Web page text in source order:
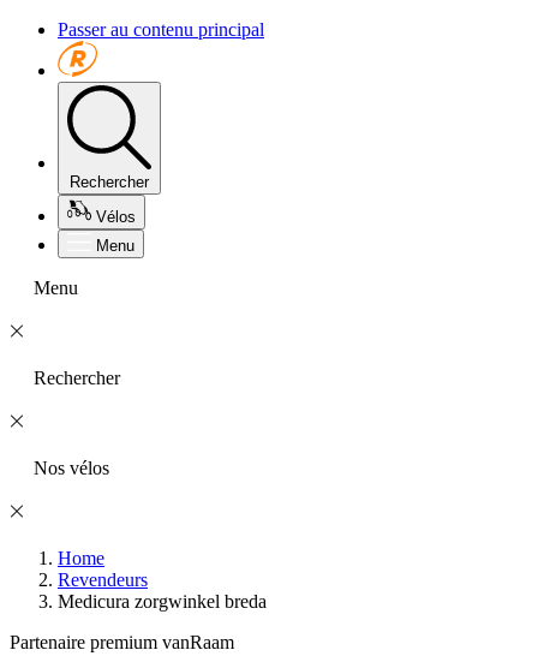
Passer au contenu principal
Rechercher
Vélos
Menu
Menu
Rechercher
Nos vélos
Home
Revendeurs
Medicura zorgwinkel breda
Partenaire premium vanRaam